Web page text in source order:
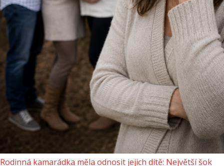
Rodinná kamarádka měla odnosit jejich dítě: Největší šok